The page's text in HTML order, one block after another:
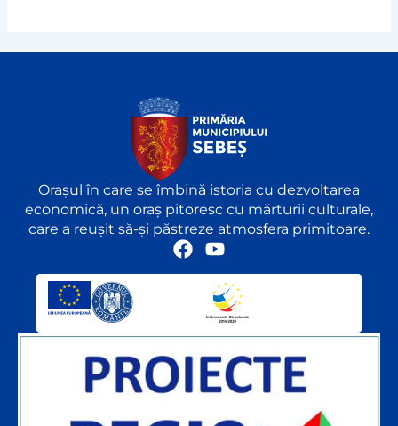
Orașul în care se îmbină istoria cu dezvoltarea
economică, un oraș pitoresc cu mărturii culturale,
care a reușit să-și păstreze atmosfera primitoare.
F
o
o
Y
u
t
u
b
e